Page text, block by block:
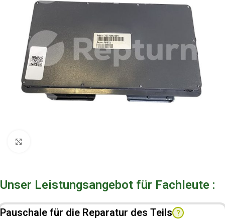
Unser Leistungsangebot für Fachleute :
Pauschale für die Reparatur des Teils ?